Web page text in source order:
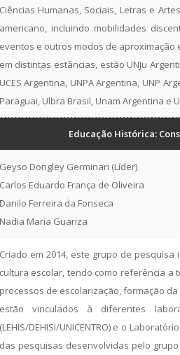
Ciências Humanas, Sociais, Letras e
americano, incluindo mobilidades
eventos e outros modos de
em distintas estâncias, estão UNJu
UCES Argentina, UNPA Argentina, UNP
Paraguai, Ulbra Brasil, Unam Argentina e
Educação Histórica:
Geyso Dongley Germinari (Líder)
Carlos Eduardo França de Oliveira
Danilo Ferreira da Fonseca
Nadia Maria Guariza
Criado em 2014, este grupo de
cultura escolar, tendo como referência a
processos de escolarização, formação
estão vinculados à diferentes
(LEHIS/DEHISI/UNICENTRO) e o
das pesquisas desenvolvidas pelo